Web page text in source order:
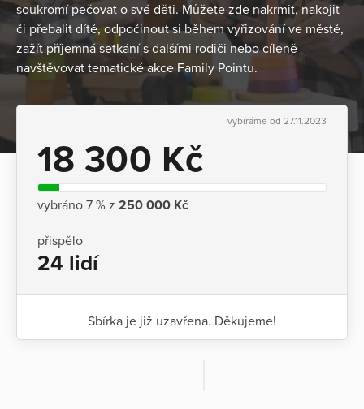
soukromí pečovat o své děti. Můžete zde nakrmit, nakojit
či přebalit dítě, odpočinout si během vyřizování ve městě,
zažít příjemná setkání s dalšími rodiči nebo cíleně
navštěvovat tematické akce Family Pointu.
vybíráme od 27.11.2023
18 300 Kč
vybráno 7 % z 250 000 Kč
přispělo
24 lidí
Sbírka je již uzavřena. Děkujeme!